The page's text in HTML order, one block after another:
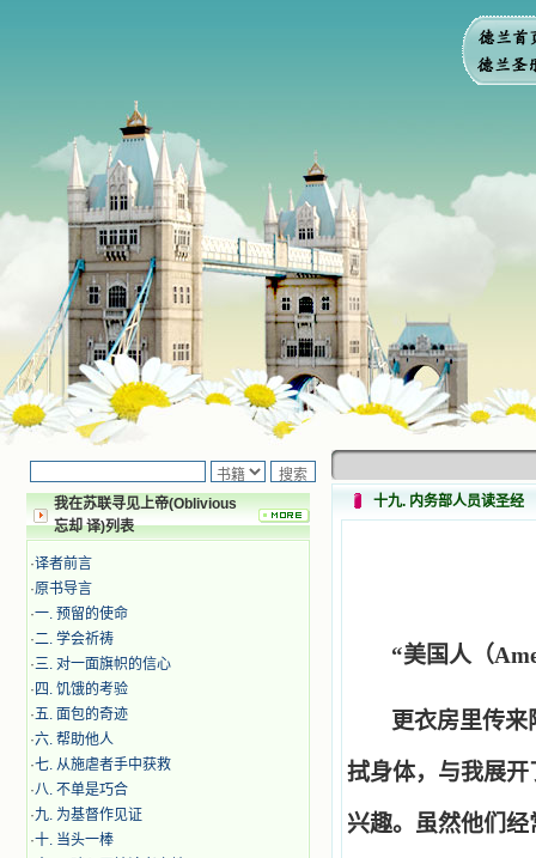
我在苏联寻见上帝(Oblivious
忘却 译)列表
·译者前言
·原书导言
·一. 预留的使命
·二. 学会祈祷
·三. 对一面旗帜的信心
· 四. 饥饿的考验
·五. 面包的奇迹
·六. 帮助他人
·七. 从施虐者手中获救
·八. 不单是巧合
·九. 为基督作见证
·十. 当头一棒
十九. 内务部人员读圣经
“美国人（
更衣房里传
拭身体，与我展
兴趣。虽然他们